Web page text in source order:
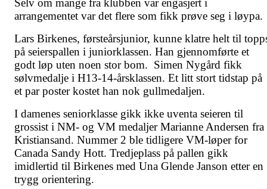
Selv om mange fra klubben var engasjert i
arrangementet var det flere som fikk prøve seg i
Lars Birkenes, førsteårsjunior, kunne klatre helt til
på seierspallen i juniorklassen. Han gjennomførte et
godt løp uten noen stor bom. Simen Nygård fikk
sølvmedalje i H13-14-årsklassen. Et litt stort tidstap på
et par poster kostet han nok gullmedaljen.
I damenes seniorklasse gikk ikke uventa seieren til
grossist i NM- og VM medaljer Marianne Andersen fra
Kristiansand. Nummer 2 ble tidligere VM-løper for
Canada Sandy Hott. Tredjeplass på pallen gikk
imidlertid til Birkenes med Una Glende Janson etter en
trygg orientering.